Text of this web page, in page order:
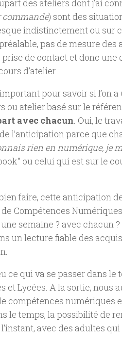
des ateliers dont j’ai
commande) sont des
indistinctement ou sur
pas de mesure
de contact et donc
d’atelier.
pour savoir si l’on
ou atelier basé sur le
avec chacun. Oui, le
l’anticipation parce que
rien en numérique, je
” ou celui qui est sur le
faire, cette anticipation
Compétences
semaine ? avec chacun
un lecture fiable des
ce qui va se passer dans
et Lycées. A la sortie, nous
compétences numériques
le temps, la possibilité de
avec des adultes